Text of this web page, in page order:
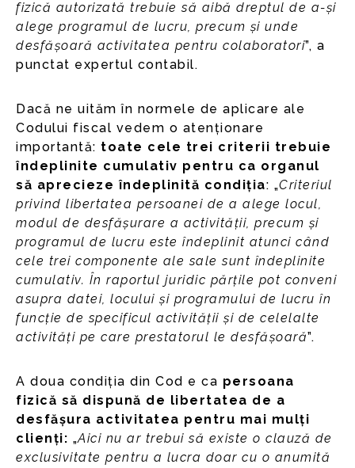
fizică autorizată trebuie să aibă dreptul de a-și
alege programul de lucru, precum și unde
desfășoară activitatea pentru colaboratori”, a
punctat expertul contabil.
Dacă ne uităm în normele de aplicare ale
Codului fiscal vedem o atenționare
importantă: toate cele trei criterii trebuie
îndeplinite cumulativ pentru ca organul
să aprecieze îndeplinită condiția: „Criteriul
privind libertatea persoanei de a alege locul,
modul de desfășurare a activității, precum și
programul de lucru este îndeplinit atunci când
cele trei componente ale sale sunt îndeplinite
cumulativ. În raportul juridic părțile pot conveni
asupra datei, locului și programului de lucru în
funcție de specificul activității și de celelalte
activități pe care prestatorul le desfășoară”.
A doua condiția din Cod e ca persoana
fizică să dispună de libertatea de a
desfășura activitatea pentru mai mulți
clienți: „Aici nu ar trebui să existe o clauză de
exclusivitate pentru a lucra doar cu o anumită